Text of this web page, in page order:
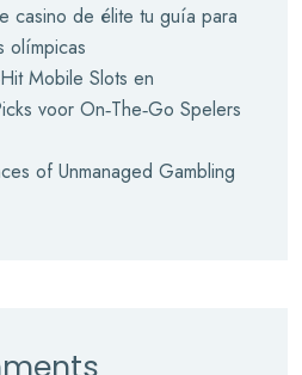
casino de élite tu guía para
olímpicas
Mobile Slots en
voor On‑The‑Go Spelers
of Unmanaged Gambling